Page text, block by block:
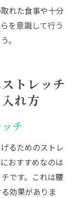
れた食事や十分
を意識して行う
。
トレッチ
れ方
チ
るためのストレ
おすすめなのは
です。これは腰
効果がありま